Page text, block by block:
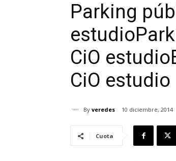
Parking
estudio
CiO estudio
CiO estudio
By veredes 10 diciembre, 2014
Cuota